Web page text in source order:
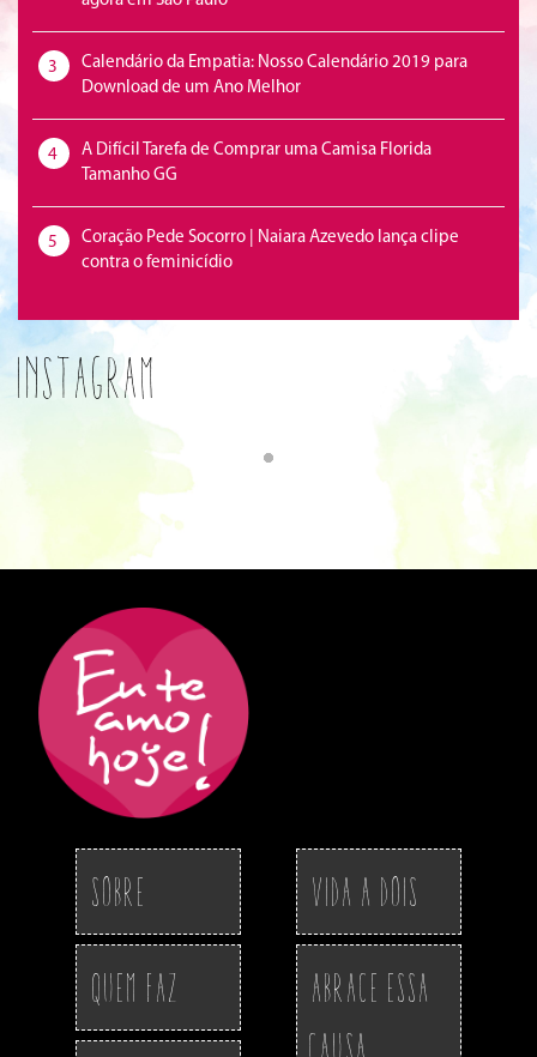
3
Calendário da Empatia: Nosso Calendário 2019 para
Download de um Ano Melhor
4
A Difícil Tarefa de Comprar uma Camisa Florida
Tamanho GG
5
Coração Pede Socorro | Naiara Azevedo lança clipe
contra o feminicídio
Instagram
Sobre
Quem Faz
Vida a Dois
Abrace essa
Causa